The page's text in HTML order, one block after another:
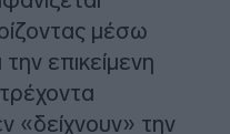
μέσω
επικείμενη
«δείχνουν» την